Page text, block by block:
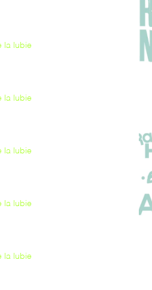
la lubie
la lubie
la lubie
la lubie
la lubie